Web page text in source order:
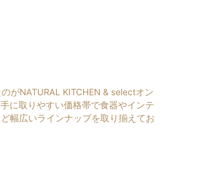
がNATURAL KITCHEN & selectオン
に取りやすい価格帯で食器やインテ
幅広いラインナップを取り揃えてお